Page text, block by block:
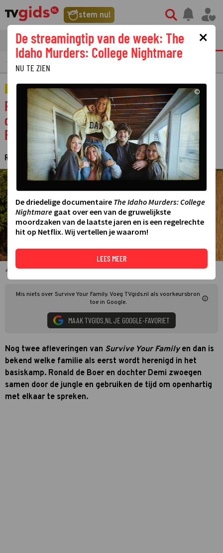
stem nu!
tvgids streaming nieuws
REALITY
Ronald de Boer en dochter Demi hebben
openhartige gesprekken in Survive Your
Family
REDACTIE TVGIDS.NL·21 MEI 2026 22:25
Survive Your Family
Mis niets over Survive Your Family. Voeg TVgids.nl als voorkeursbron
toe in Google.
MAAK TVGIDS.NL JE GOOGLE-FAVORIET
Nog twee afleveringen van Survive Your Familyen dan is
bekend welke familie als eerst wordt herenigd in het
basiskamp. Ronald de Boer en dochter Demi zwoegen
samen door de jungle en gebruiken de tijd om openhartig
met elkaar te spreken.
×
De streamingtip van de week: The
Idaho Murders: College Nightmare
NU TE ZIEN
©
De driedelige documentaire The Idaho Murders: College
Nightmare gaat over een van de gruwelijkste
moordzaken van de laatste jaren en is een regelrechte
hit op Netflix. Wij vertellen je waarom!
LEES MEER